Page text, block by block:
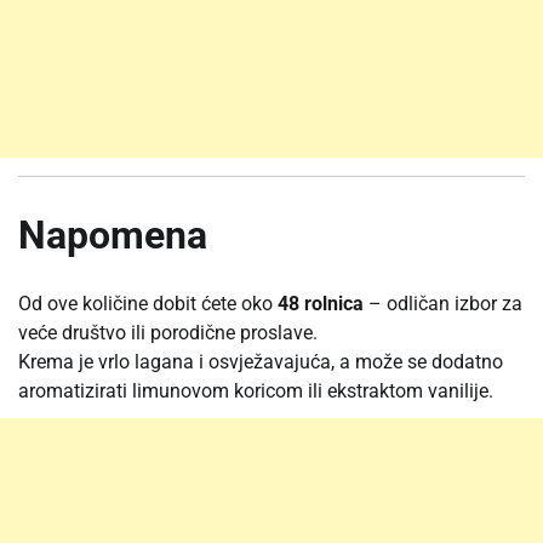
Napomena
Od ove količine dobit ćete oko 48 rolnica – odličan izbor za
veće društvo ili porodične proslave.
Krema je vrlo lagana i osvježavajuća, a može se dodatno
aromatizirati limunovom koricom ili ekstraktom vanilije.